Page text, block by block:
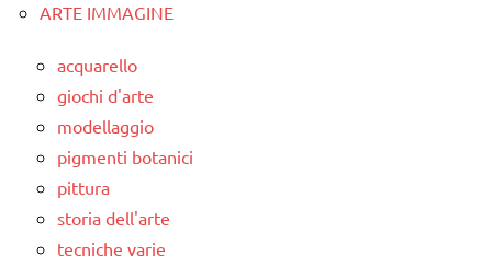
Estate
FESTE
GEOGRAFIA
Giappone
LINGUAGGIO
racconti
ARTE IMMAGINE
acquarello
giochi d'arte
modellaggio
pigmenti botanici
pittura
storia dell'arte
tecniche varie